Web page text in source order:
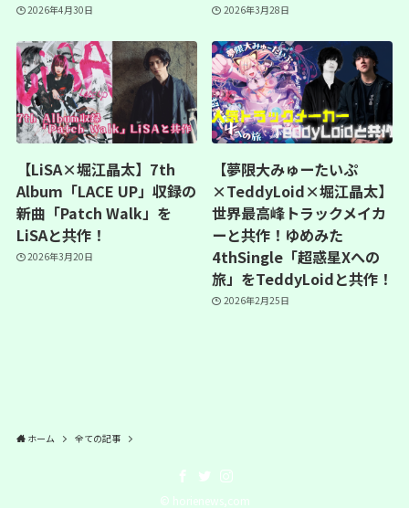
2026年4月30日 2026年3月28日
【LiSA×堀江晶太】7th
Album「LACE UP」収録の
新曲「Patch Walk」を
LiSAと共作！
2026年3月20日
【夢限大みゅーたいぷ
×TeddyLoid×堀江晶太】
世界最高峰トラックメイカ
ーと共作！ゆめみた
4thSingle「超惑星Xへの
旅」をTeddyLoidと共作！
2026年2月25日
ホーム 全ての記事
© horienews,com